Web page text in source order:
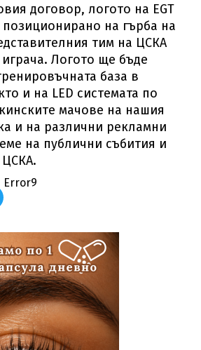
договор, логото на EGT
на гърба на
тим на ЦСКА
Логото ще бъде
база в
и на LED системата по
мачове на нашия
и на различни рекламни
на публични събития и
ЦСКА.
Error9